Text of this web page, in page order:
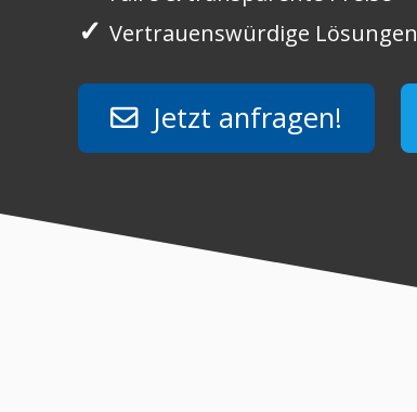
✓ Vertrauenswürdige Lösungen
Jetzt anfragen!